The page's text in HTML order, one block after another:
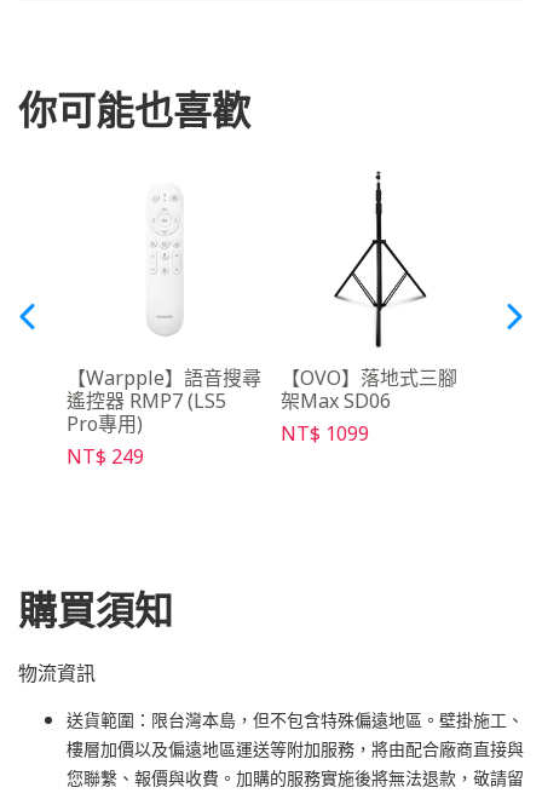
你可能也喜歡
【Warpple】語音搜尋
遙控器 RMP7 (LS5
Pro專用)
NT$ 249
【OVO】落地式三腳
架Max SD06
NT$ 1099
購買須知
物流資訊
送貨範圍：限台灣本島，但不包含特殊偏遠地區。壁掛施工、
樓層加價以及偏遠地區運送等附加服務，將由配合廠商直接與
您聯繫、報價與收費。加購的服務實施後將無法退款，敬請留